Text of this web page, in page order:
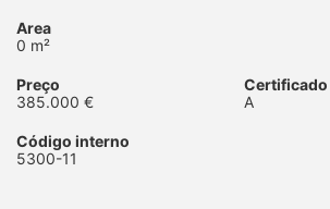
Area
0 m²
Preço
385.000 €
A
Código interno
5300-11